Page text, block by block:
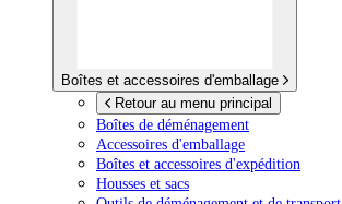
Boîtes et accessoires d'emballage
Retour au menu principal
Boîtes de déménagement
Accessoires d'emballage
Boîtes et accessoires d'expédition
Housses et sacs